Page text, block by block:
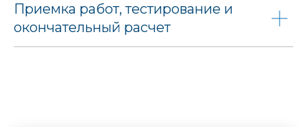
Приемка работ, тестирование и
окончательный расчет